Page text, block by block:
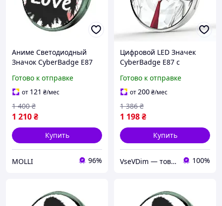
Аниме Светодиодный
Значок CyberBadge E87
Сенсорным HD Дисплеем
64MB, Блютузом и
Приложением
Готово к отправке
от 121 ₴/мес
1 210₴
1 400 ₴
Купить
MOLLI 96%
Цифровой LED Значек
CyberBadge E87 с
Приложением и Bluetooth
Электронный Е-Бейдж с
Видео, GIF и Фото,
Готово к отправке
от200₴/мес
1 198₴
1 386 ₴
Купить
VseVDim — товари, що роблять життя простішим 100%